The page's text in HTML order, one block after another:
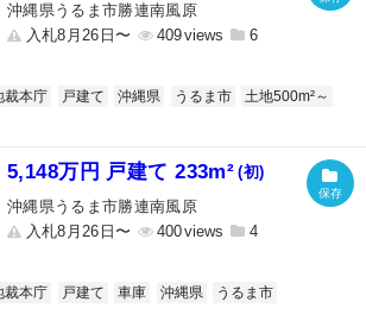
沖縄県うるま市勝連南風原
入札8月26日〜
409 6
裁本庁 戸建て 沖縄県 うるま市
土地500m²～
5,148万円 戸建て 233m² (初)
沖縄県うるま市勝連南風原
入札8月26日〜
400 4
裁本庁 戸建て 車庫 沖縄県
うるま市